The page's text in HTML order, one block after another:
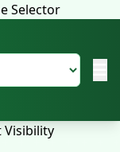
Selector
Visibility